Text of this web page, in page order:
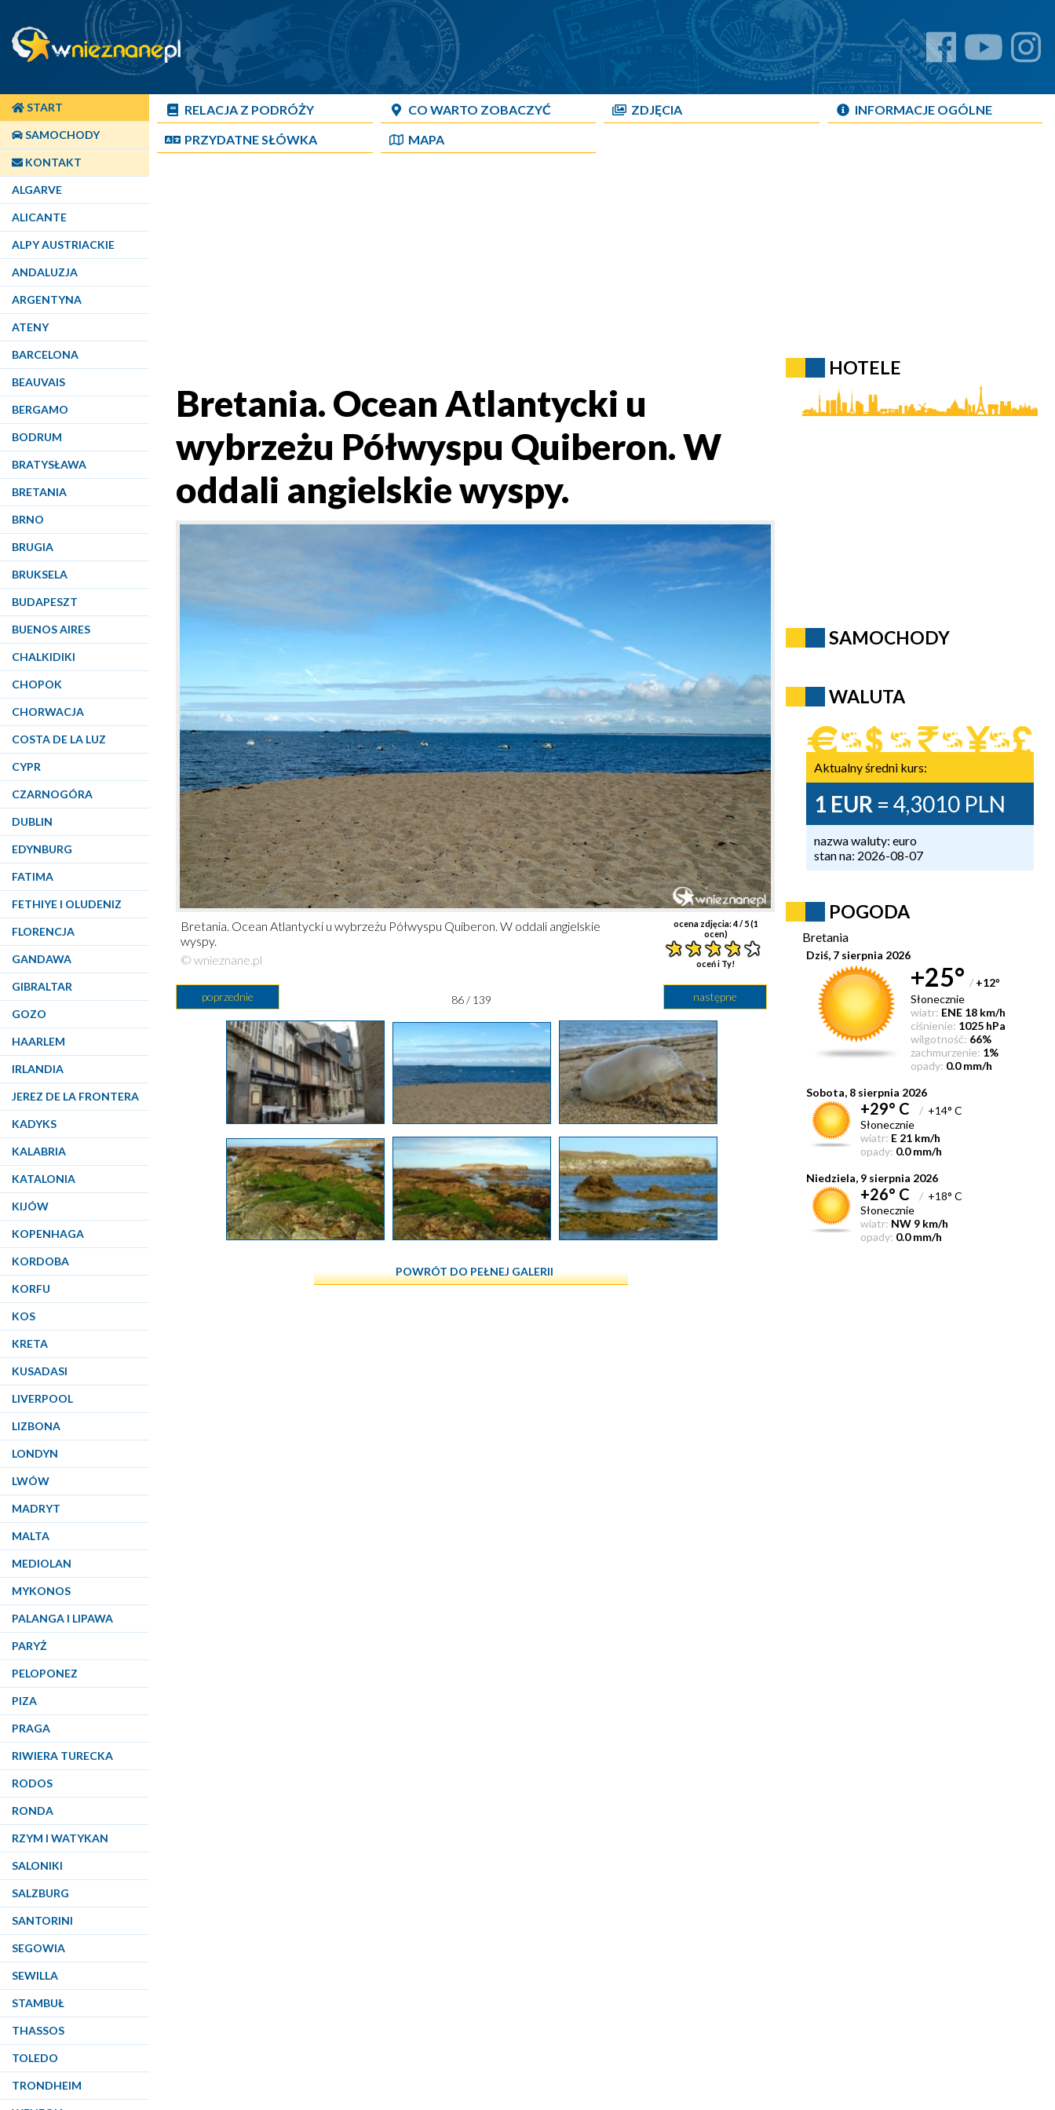
START
SAMOCHODY
KONTAKT
ALGARVE
ALICANTE
ALPY AUSTRIACKIE
ANDALUZJA
ARGENTYNA
ATENY
BARCELONA
BEAUVAIS
BERGAMO
BODRUM
BRATYSŁAWA
BRETANIA
BRNO
BRUGIA
BRUKSELA
BUDAPESZT
BUENOS AIRES
CHALKIDIKI
CHOPOK
CHORWACJA
COSTA DE LA LUZ
CYPR
CZARNOGÓRA
DUBLIN
EDYNBURG
FATIMA
FETHIYE I OLUDENIZ
FLORENCJA
GANDAWA
GIBRALTAR
GOZO
HAARLEM
IRLANDIA
JEREZ DE LA FRONTERA
KADYKS
KALABRIA
KATALONIA
KIJÓW
KOPENHAGA
KORDOBA
KORFU
KOS
KRETA
KUSADASI
LIVERPOOL
LIZBONA
LONDYN
LWÓW
MADRYT
MALTA
MEDIOLAN
MYKONOS
PALANGA I LIPAWA
PARYŻ
PELOPONEZ
PIZA
PRAGA
RIWIERA TURECKA
RODOS
RONDA
RZYM I WATYKAN
SALONIKI
SALZBURG
SANTORINI
SEGOWIA
SEWILLA
STAMBUŁ
THASSOS
TOLEDO
TRONDHEIM
RELACJA Z PODRÓŻY CO WARTO ZOBACZYĆ ZDJĘCIA
INFORMACJE OGÓLNE
PRZYDATNE SŁÓWKA
MAPA
Bretania. Ocean Atlantycki u
wybrzeżu Półwyspu Quiberon. W
oddali angielskie wyspy.
ocena zdjęcia:4/ 5 (1
ocen)
oceń i Ty!
Bretania. Ocean Atlantycki u wybrzeżu Półwyspu Quiberon. W oddali angielskie
wyspy.
© wnieznane.pl
poprzednie następne
86 / 139
POWRÓT DO PEŁNEJ GALERII
HOTELE
SAMOCHODY
WALUTA
Aktualny średni kurs:
1 EUR = 4,3010 PLN
nazwa waluty: euro
stan na: 2026-08-07
POGODA
Bretania
Dziś, 7 sierpnia 2026
+25° / +12°
Słonecznie
wiatr: ENE 18 km/h
ciśnienie: 1025 hPa
wilgotność: 66%
zachmurzenie: 1%
opady: 0.0 mm/h
Sobota, 8 sierpnia 2026
+29° C / +14° C
Słonecznie
wiatr: E 21 km/h
opady: 0.0 mm/h
Niedziela, 9 sierpnia 2026
+26° C / +18° C
Słonecznie
wiatr: NW 9 km/h
opady: 0.0 mm/h